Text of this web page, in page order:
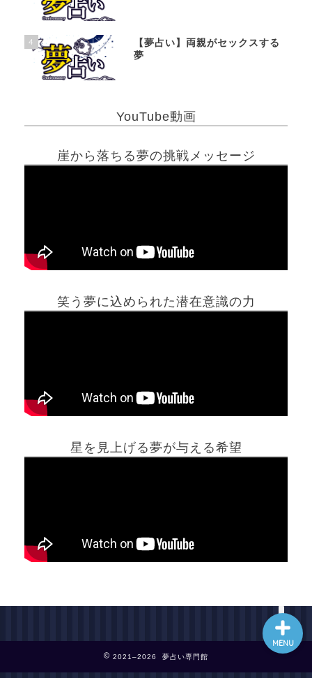
4
【夢占い】両親がセックスする
夢
YouTube動画
崖から落ちる夢の挑戦メッセージ
笑う夢に込められた潜在意識の力
星を見上げる夢が与える希望
2021–2026 夢占い専門館
MENU
ホーム
最新記事動画